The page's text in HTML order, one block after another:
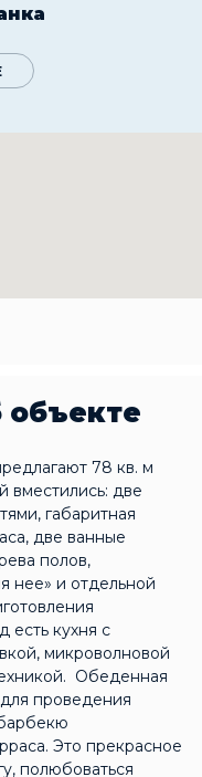
объекте
78 кв. м
вместились: две
габаритная
две ванные
полов,
нее» и отдельной
есть кухня с
микроволновой
Обеденная
проведения
Это прекрасное
полюбоваться